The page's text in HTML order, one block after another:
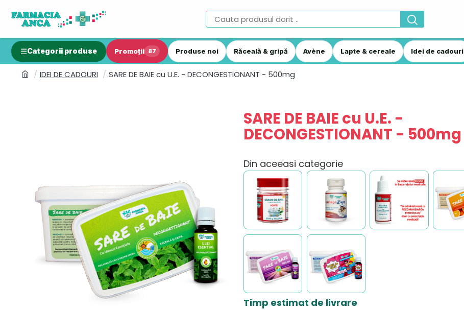
Categorii produse Promoții 87 Produse noi Răceală & gripă Avène Lapte & cereale Idei de cadouri
IDEI DE CADOURI SARE DE BAIE cu U.E. - DECONGESTIONANT - 500mg
SARE DE BAIE cu U.E. -
DECONGESTIONANT - 500mg
Din aceeasi categorie
Timp estimat de livrare